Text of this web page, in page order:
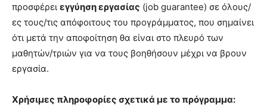
προσφέρει εγγύηση εργασίας (job guarantee) σε όλους/
ες τους/τις απόφοιτους του προγράμματος, που σημαίνει
ότι μετά την αποφοίτηση θα είναι στο πλευρό των
μαθητών/τριών για να τους βοηθήσουν μέχρι να βρουν
εργασία.
Χρήσιμες πληροφορίες σχετικά με το πρόγραμμα: